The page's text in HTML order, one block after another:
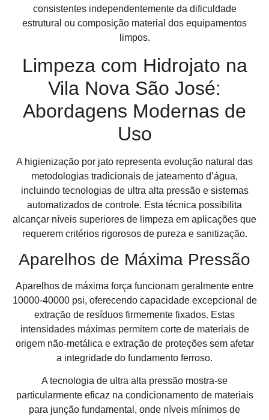
consistentes independentemente da dificuldade
estrutural ou composição material dos equipamentos
limpos.
Limpeza com Hidrojato na
Vila Nova São José:
Abordagens Modernas de
Uso
A higienização por jato representa evolução natural das
metodologias tradicionais de jateamento d’água,
incluindo tecnologias de ultra alta pressão e sistemas
automatizados de controle. Esta técnica possibilita
alcançar níveis superiores de limpeza em aplicações que
requerem critérios rigorosos de pureza e sanitização.
Aparelhos de Máxima Pressão
Aparelhos de máxima força funcionam geralmente entre
10000-40000 psi, oferecendo capacidade excepcional de
extração de resíduos firmemente fixados. Estas
intensidades máximas permitem corte de materiais de
origem não-metálica e extração de proteções sem afetar
a integridade do fundamento ferroso.
A tecnologia de ultra alta pressão mostra-se
particularmente eficaz na condicionamento de materiais
para junção fundamental, onde níveis mínimos de